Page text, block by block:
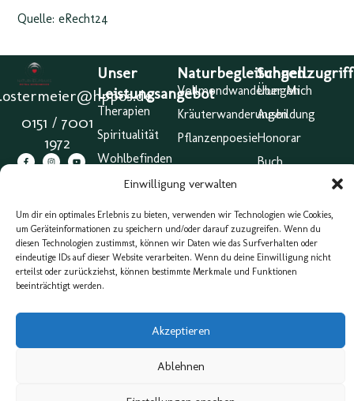
Einwilligung verwalten
Um dir ein optimales Erlebnis zu bieten, verwenden wir Technologien wie Cookies,
um Geräteinformationen zu speichern und/oder darauf zuzugreifen. Wenn du
diesen Technologien zustimmst, können wir Daten wie das Surfverhalten oder
eindeutige IDs auf dieser Website verarbeiten. Wenn du deine Einwilligung nicht
erteilst oder zurückziehst, können bestimmte Merkmale und Funktionen
beeinträchtigt werden.
Akzeptieren
Ablehnen
Quelle: eRecht24
0151 / 7001
1972
Unser
Leistungsangebot
Therapien
Spiritualität
Wohlbefinden
Behandlungen
Naturbegleitungen
Vollmondwanderungen
Kräuterwanderungen
Pflanzenpoesie
Über Mich
Ausbildung
Honorar
Buch
Abschluss &
Zertifikat |
Großer
Heilpraktiker